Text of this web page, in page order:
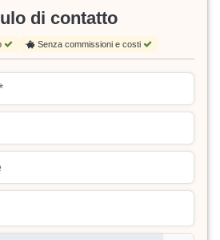
di contatto
Senza commissioni e costi